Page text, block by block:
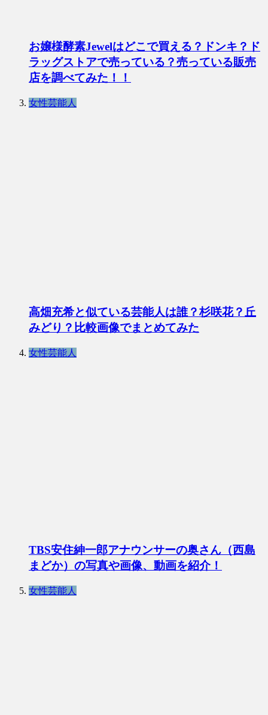
お嬢様酵素Jewelはどこで買える？ドンキ？ド
ラッグストアで売っている？売っている販売
店を調べてみた！！
女性芸能人
高畑充希と似ている芸能人は誰？杉咲花？丘
みどり？比較画像でまとめてみた
女性芸能人
TBS安住紳一郎アナウンサーの奥さん（西島
まどか）の写真や画像、動画を紹介！
女性芸能人